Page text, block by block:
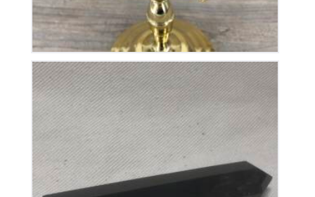
Pointe Obsidienne Dorée Polie